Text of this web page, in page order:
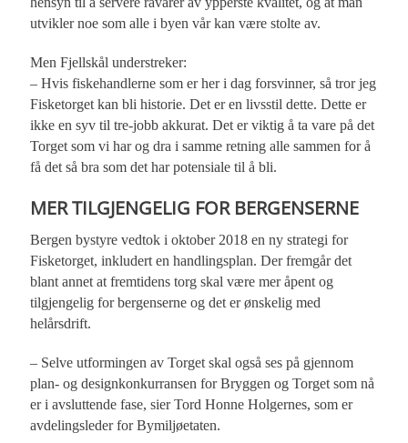
utvikler noe som alle i byen vår kan være stolte av.
Men Fjellskål understreker:
– Hvis fiskehandlerne som er her i dag forsvinner, så tror jeg
Fisketorget kan bli historie. Det er en livsstil dette. Dette er
ikke en syv til tre-jobb akkurat. Det er viktig å ta vare på det
Torget som vi har og dra i samme retning alle sammen for å
få det så bra som det har potensiale til å bli.
MER TILGJENGELIG FOR BERGENSERNE
Bergen bystyre vedtok i oktober 2018 en ny strategi for
Fisketorget, inkludert en handlingsplan. Der fremgår det
blant annet at fremtidens torg skal være mer åpent og
tilgjengelig for bergenserne og det er ønskelig med
helårsdrift.
– Selve utformingen av Torget skal også ses på gjennom
plan- og designkonkurransen for Bryggen og Torget som nå
er i avsluttende fase, sier Tord Honne Holgernes, som er
avdelingsleder for Bymiljøetaten.